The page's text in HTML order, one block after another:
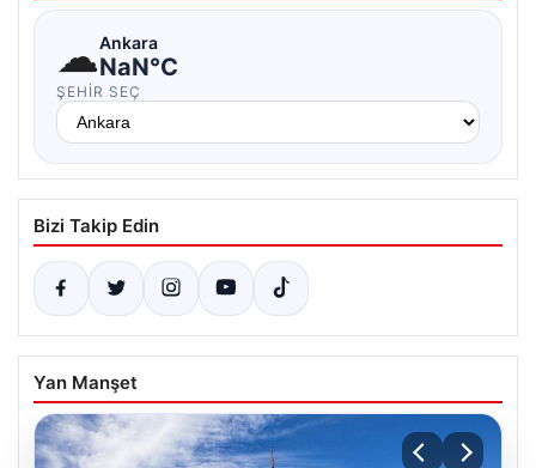
☁Ankara
NaN°C
ŞEHIR SEÇ
Bizi Takip Edin
Yan Manşet